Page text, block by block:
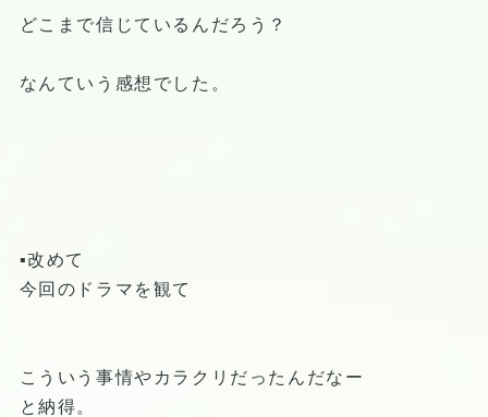
どこまで信じているんだろう？
なんていう感想でした。
▪️改めて
今回のドラマを観て
こういう事情やカラクリだったんだなー
と納得。